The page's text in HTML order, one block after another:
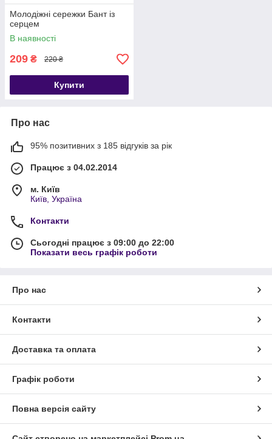
Молодіжні сережки Бант із
серцем
В наявності
209 ₴ 220 ₴
Купити
Про нас
95% позитивних з 185 відгуків за рік
Працює з 04.02.2014
м. Київ
Київ, Україна
Контакти
Сьогодні працює з 09:00 до 22:00
Показати весь графік роботи
Про нас
Контакти
Доставка та оплата
Графік роботи
Повна версія сайту